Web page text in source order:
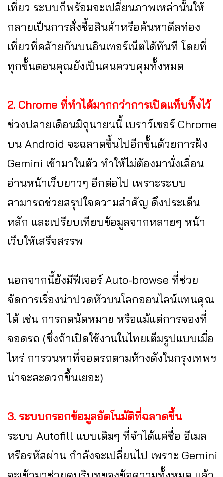
เที่ยว ระบบก็พร้อมจะเปลี่ยนภาพเหล่านั้นให้
กลายเป็นการสั่งซื้อสินค้าหรือค้นหาดีลท่อง
เที่ยวที่คล้ายกันบนอินเทอร์เน็ตได้ทันที โดยที่
ทุกขั้นตอนคุณยังเป็นคนควบคุมทั้งหมด
2. Chrome ที่ทำได้มากกว่าการเปิดแท็บทิ้งไว้
ช่วงปลายเดือนมิถุนายนนี้ เบราว์เซอร์ Chrome
บน Android จะฉลาดขึ้นไปอีกขั้นด้วยการฝัง
Gemini เข้ามาในตัว ทำให้ไม่ต้องมานั่งเลื่อน
อ่านหน้าเว็บยาวๆ อีกต่อไป เพราะระบบ
สามารถช่วยสรุปใจความสำคัญ ดึงประเด็น
หลัก และเปรียบเทียบข้อมูลจากหลายๆ หน้า
เว็บให้เสร็จสรรพ
นอกจากนี้ยังมีฟีเจอร์ Auto-browse ที่ช่วย
จัดการเรื่องน่าปวดหัวบนโลกออนไลน์แทนคุณ
ได้ เช่น การกดนัดหมาย หรือแม้แต่การจองที่
จอดรถ (ซึ่งถ้าเปิดใช้งานในไทยเต็มรูปแบบเมื่อ
ไหร่ การวนหาที่จอดรถตามห้างดังในกรุงเทพฯ
น่าจะสะดวกขึ้นเยอะ)
3. ระบบกรอกข้อมูลอัตโนมัติที่ฉลาดขึ้น
ระบบ Autofill แบบเดิมๆ ที่จำได้แค่ชื่อ อีเมล
หรือรหัสผ่าน กำลังจะเปลี่ยนไป เพราะ Gemini